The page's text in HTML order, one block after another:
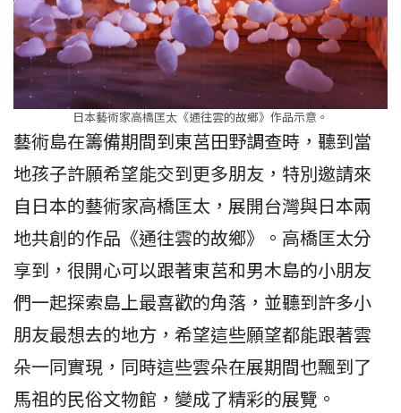
日本藝術家高橋匡太《通往雲的故鄉》作品示意。
藝術島在籌備期間到東莒田野調查時，聽到當
地孩子許願希望能交到更多朋友，特別邀請來
自日本的藝術家高橋匡太，展開台灣與日本兩
地共創的作品《通往雲的故鄉》。高橋匡太分
享到，很開心可以跟著東莒和男木島的小朋友
們一起探索島上最喜歡的角落，並聽到許多小
朋友最想去的地方，希望這些願望都能跟著雲
朵一同實現，同時這些雲朵在展期間也飄到了
馬祖的民俗文物館，變成了精彩的展覽。